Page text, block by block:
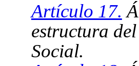
Artículo 17.
estructura
Social.